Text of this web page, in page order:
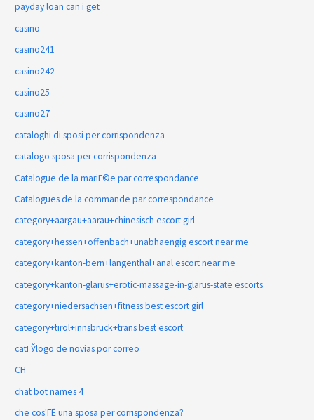
payday loan can i get
casino
casino241
casino242
casino25
casino27
cataloghi di sposi per corrispondenza
catalogo sposa per corrispondenza
Catalogue de la mariГ©e par correspondance
Catalogues de la commande par correspondance
category+aargau+aarau+chinesisch escort girl
category+hessen+offenbach+unabhaengig escort near me
category+kanton-bern+langenthal+anal escort near me
category+kanton-glarus+erotic-massage-in-glarus-state escorts
category+niedersachsen+fitness best escort girl
category+tirol+innsbruck+trans best escort
catГЎlogo de novias por correo
CH
chat bot names 4
che cos'ГЁ una sposa per corrispondenza?